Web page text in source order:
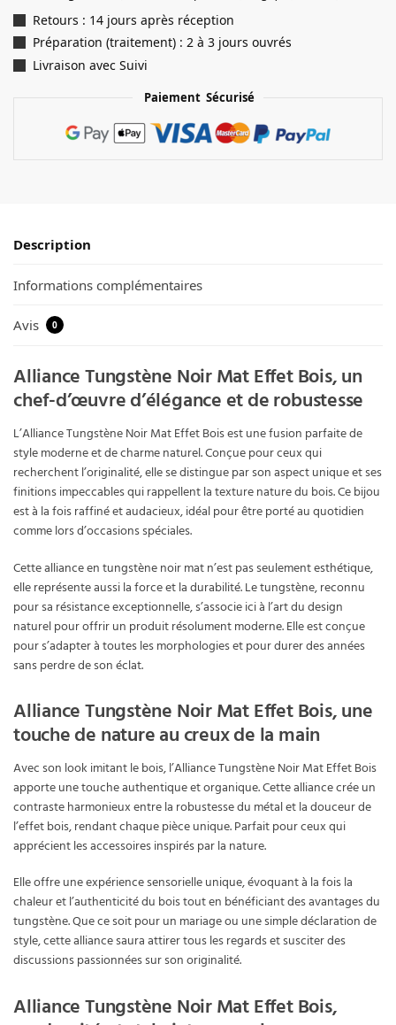
Retours : 14 jours après réception
Préparation (traitement) : 2 à 3 jours ouvrés
Livraison avec Suivi
Paiement Sécurisé
Description
Informations complémentaires
Avis 0
Alliance Tungstène Noir Mat Effet Bois, un
chef-d’œuvre d’élégance et de robustesse
L’Alliance Tungstène Noir Mat Effet Bois est une fusion parfaite de
style moderne et de charme naturel. Conçue pour ceux qui
recherchent l’originalité, elle se distingue par son aspect unique et ses
finitions impeccables qui rappellent la texture nature du bois. Ce bijou
est à la fois raffiné et audacieux, idéal pour être porté au quotidien
comme lors d’occasions spéciales.
Cette alliance en tungstène noir mat n’est pas seulement esthétique,
elle représente aussi la force et la durabilité. Le tungstène, reconnu
pour sa résistance exceptionnelle, s’associe ici à l’art du design
naturel pour offrir un produit résolument moderne. Elle est conçue
pour s’adapter à toutes les morphologies et pour durer des années
sans perdre de son éclat.
Alliance Tungstène Noir Mat Effet Bois, une
touche de nature au creux de la main
Avec son look imitant le bois, l’Alliance Tungstène Noir Mat Effet Bois
apporte une touche authentique et organique. Cette alliance crée un
contraste harmonieux entre la robustesse du métal et la douceur de
l’effet bois, rendant chaque pièce unique. Parfait pour ceux qui
apprécient les accessoires inspirés par la nature.
Elle offre une expérience sensorielle unique, évoquant à la fois la
chaleur et l’authenticité du bois tout en bénéficiant des avantages du
tungstène. Que ce soit pour un mariage ou une simple déclaration de
style, cette alliance saura attirer tous les regards et susciter des
discussions passionnées sur son originalité.
Alliance Tungstène Noir Mat Effet Bois,